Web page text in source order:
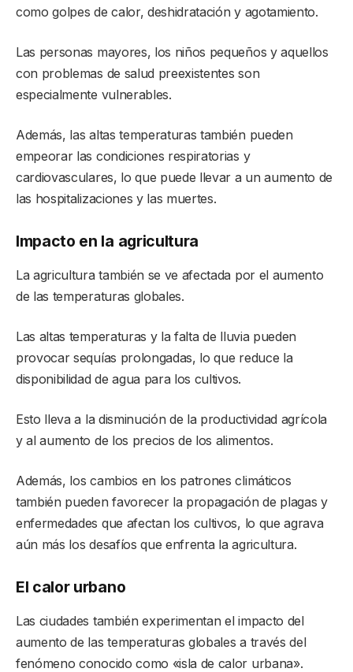
como golpes de calor, deshidratación y agotamiento.
Las personas mayores, los niños pequeños y aquellos
con problemas de salud preexistentes son
especialmente vulnerables.
Además, las altas temperaturas también pueden
empeorar las condiciones respiratorias y
cardiovasculares, lo que puede llevar a un aumento de
las hospitalizaciones y las muertes.
Impacto en la agricultura
La agricultura también se ve afectada por el aumento
de las temperaturas globales.
Las altas temperaturas y la falta de lluvia pueden
provocar sequías prolongadas, lo que reduce la
disponibilidad de agua para los cultivos.
Esto lleva a la disminución de la productividad agrícola
y al aumento de los precios de los alimentos.
Además, los cambios en los patrones climáticos
también pueden favorecer la propagación de plagas y
enfermedades que afectan los cultivos, lo que agrava
aún más los desafíos que enfrenta la agricultura.
El calor urbano
Las ciudades también experimentan el impacto del
aumento de las temperaturas globales a través del
fenómeno conocido como «isla de calor urbana».